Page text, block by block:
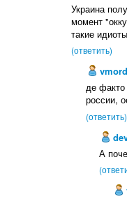
Украина
момент
такие
(ответить)
де
россии,
(ответить)
А